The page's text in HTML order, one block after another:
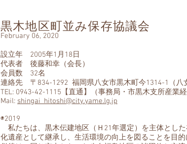
黒木地区町並み保存協議会
February 06, 2020
設立年 2005年1月18日
代表者 後藤和幸（会長）
会員数 32名
連絡先 〒834-1292 福岡県八女市黒木町今1314-1（八
TEL: 0943-42-1115【直通】（事務局・市黒木支所産業
Mail: shingai_hitoshi@city.yame.lg.jp
◉2019
私たちは、黒木伝建地区（Ｈ21年選定）を主体とし
化遺産として継承し、生活環境の向上を図ることを目